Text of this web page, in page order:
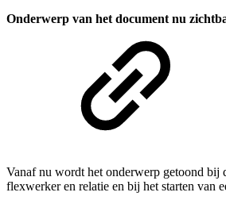
Onderwerp van het document nu
Vanaf nu wordt het onderwerp getoond bij
flexwerker en relatie en bij het starten van